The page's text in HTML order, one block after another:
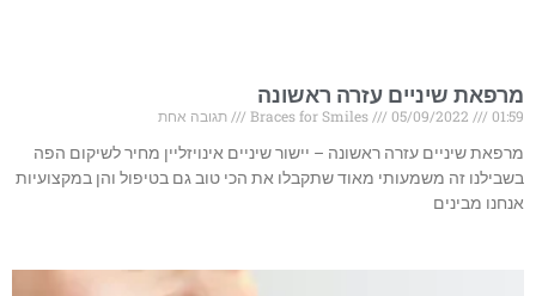
מרפאת שיניים עזרה ראשונה
Braces for Smiles 05/09/2022 01:59
תגובה אחת
מרפאת שיניים עזרה ראשונה – יישור שיניים אינויזליין מחיר לשיקום הפה
בשבילנו זה משמעותי מאוד שתקבלו את הכי טוב גם בטיפול והן במקצועיות
אנחנו מבינים